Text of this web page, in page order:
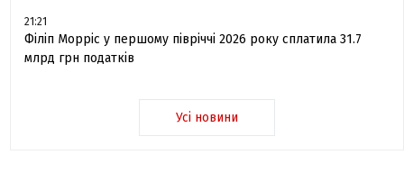
21:21
Філіп Морріс у першому півріччі 2026 року сплатила 31.7
млрд грн податків
Усі новини